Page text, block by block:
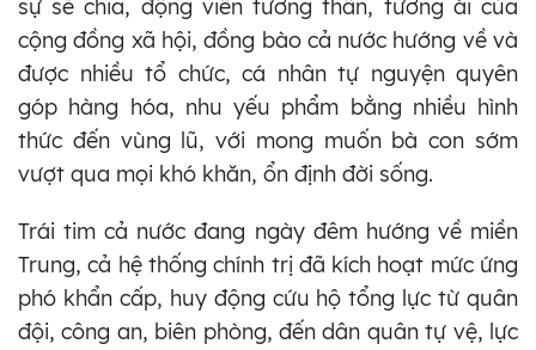
sự sẻ chia, động viên tương thân, tương ái của
cộng đồng xã hội, đồng bào cả nước hướng về và
được nhiều tổ chức, cá nhân tự nguyện quyên
góp hàng hóa, nhu yếu phẩm bằng nhiều hình
thức đến vùng lũ, với mong muốn bà con sớm
vượt qua mọi khó khăn, ổn định đời sống.
Trái tim cả nước đang ngày đêm hướng về miền
Trung, cả hệ thống chính trị đã kích hoạt mức ứng
phó khẩn cấp, huy động cứu hộ tổng lực từ quân
đội, công an, biên phòng, đến dân quân tự vệ, lực